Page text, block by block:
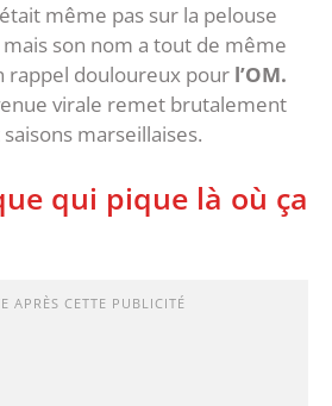
même pas sur la pelouse
mais son nom a tout de même
rappel douloureux pour l’OM.
virale remet brutalement
marseillaises.
qui pique là où ça
APRÈS CETTE PUBLICITÉ